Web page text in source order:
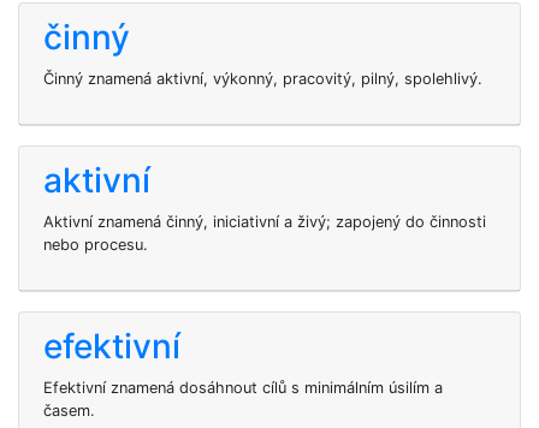
činný
Činný znamená aktivní, výkonný, pracovitý, pilný, spolehlivý.
aktivní
Aktivní znamená činný, iniciativní a živý; zapojený do činnosti
nebo procesu.
efektivní
Efektivní znamená dosáhnout cílů s minimálním úsilím a
časem.